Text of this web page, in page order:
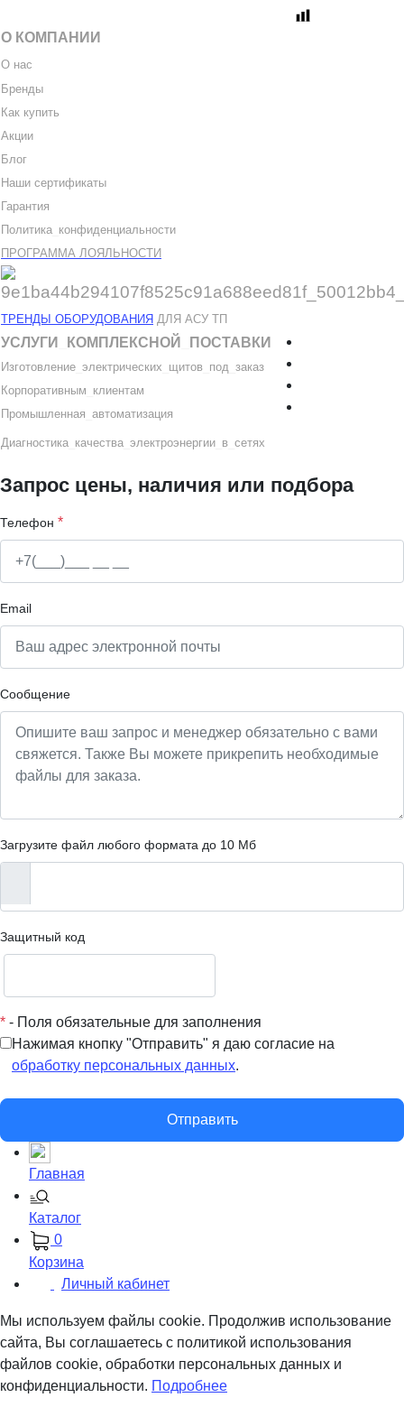
О КОМПАНИИ
О нас
Бренды
Как купить
Акции
Блог
Наши сертификаты
Гарантия
Политика конфиденциальности
ПРОГРАММА ЛОЯЛЬНОСТИ
ТРЕНДЫ ОБОРУДОВАНИЯ ДЛЯ АСУ ТП
УСЛУГИ КОМПЛЕКСНОЙ ПОСТАВКИ
Изготовление электрических щитов под заказ
Корпоративным клиентам
Промышленная автоматизация
Диагностика качества электроэнергии в сетях
Запрос цены, наличия или подбора
Телефон *
Email
Сообщение
Загрузите файл любого формата до 10 Мб
Защитный код
* - Поля обязательные для заполнения
Нажимая кнопку "Отправить" я даю согласие на
обработку персональных данных.
Отправить
Главная
Каталог
0
Корзина
Личный кабинет
Мы используем файлы cookie. Продолжив использование
сайта, Вы соглашаетесь с политикой использования
файлов cookie, обработки персональных данных и
конфиденциальности. Подробнее